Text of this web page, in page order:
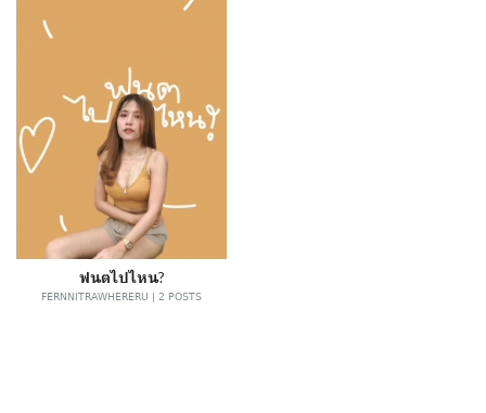
ฟนตไปไหน?
FERNNITRAWHERERU | 2 POSTS